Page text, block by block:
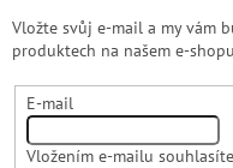
Vložte svůj e-mail a my vám
produktech na našem e-
E-mail
Vložením e-mailu